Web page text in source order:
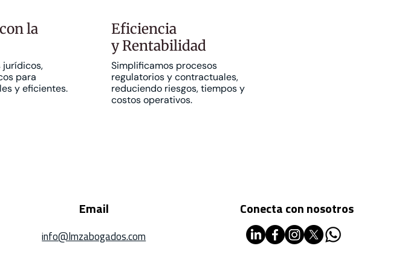
la
jurídicos,
para
y eficientes.
Eficiencia
yRentabilidad
Simplificamos procesos
regulatorios y contractuales,
reduciendo riesgos, tiempos y
costos operativos.
Email
info@lmzabogados.com
Conecta con nosotros